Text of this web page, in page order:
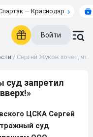
— Краснодар
Войти
/ Сергей Жуков хочет,
суд запретил
ЦСКА Сергей
суд